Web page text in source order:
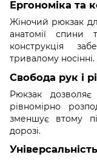
Ергономіка та
Жіночий рюкзак
анатомії спини
конструкція
тривалому носінні.
Свобода рук і
Рюкзак
рівномірно
зменшує втому
дорозі.